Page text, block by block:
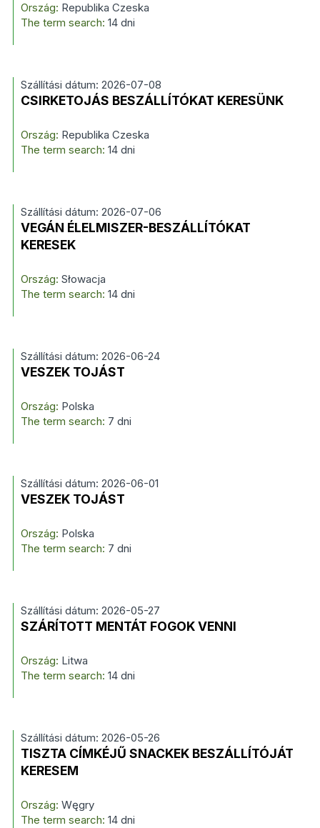
Ország: Republika Czeska
The term search: 14 dni
Szállítási dátum: 2026-07-08
CSIRKETOJÁS BESZÁLLÍTÓKAT KERESÜNK
Ország: Republika Czeska
The term search: 14 dni
Szállítási dátum: 2026-07-06
VEGÁN ÉLELMISZER-BESZÁLLÍTÓKAT
KERESEK
Ország: Słowacja
The term search: 14 dni
Szállítási dátum: 2026-06-24
VESZEK TOJÁST
Ország: Polska
The term search: 7 dni
Szállítási dátum: 2026-06-01
VESZEK TOJÁST
Ország: Polska
The term search: 7 dni
Szállítási dátum: 2026-05-27
SZÁRÍTOTT MENTÁT FOGOK VENNI
Ország: Litwa
The term search: 14 dni
Szállítási dátum: 2026-05-26
TISZTA CÍMKÉJŰ SNACKEK BESZÁLLÍTÓJÁT
KERESEM
Ország: Węgry
The term search: 14 dni